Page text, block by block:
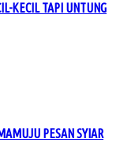
KECIL TAPI UNTUNG
PESAN SYIAR